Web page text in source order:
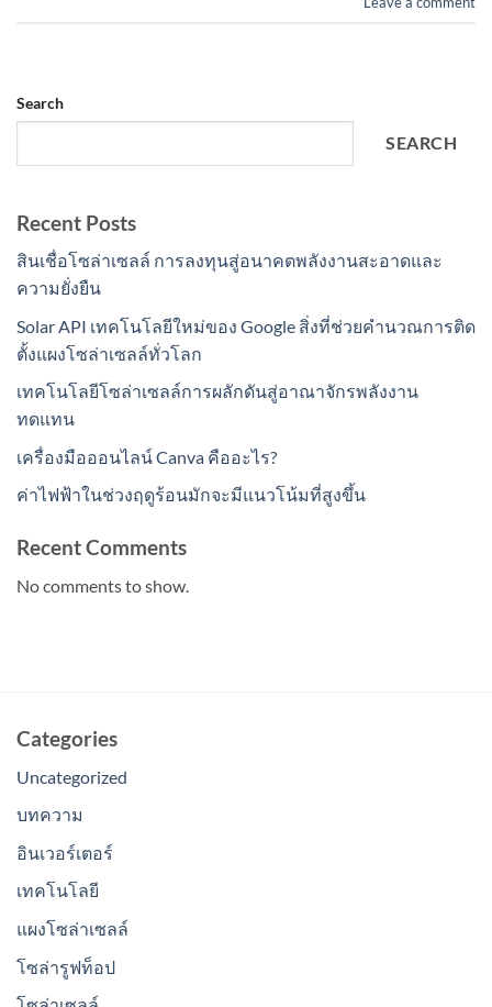
Search
SEARCH
Recent Posts
สินเชื่อโซล่าเซลล์ การลงทุนสู่อนาคตพลังงานสะอาดและ
ความยั่งยืน
Solar API เทคโนโลยีใหม่ของ Google สิ่งที่ช่วยคำนวณการติด
ตั้งแผงโซล่าเซลล์ทั่วโลก
เทคโนโลยีโซล่าเซลล์การผลักดันสู่อาณาจักรพลังงาน
ทดแทน
เครื่องมือออนไลน์ Canva คืออะไร?
ค่าไฟฟ้าในช่วงฤดูร้อนมักจะมีแนวโน้มที่สูงขึ้น
Recent Comments
No comments to show.
Categories
Uncategorized
บทความ
อินเวอร์เตอร์
เทคโนโลยี
แผงโซล่าเซลล์
โซล่ารูฟท็อป